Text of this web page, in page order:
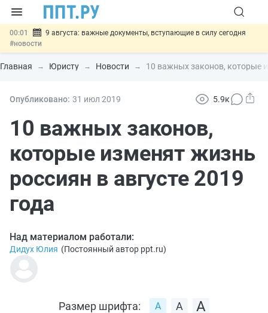
00:01
9 августа: важные документы, вступающие в силу сегодня
#новости
07.08 Подписан закон о блокировке продажи опасных товаров через
«Честный знак»#новости
07.08 Госпошлину за устранение ошибок в документах предлагают
07.08
отношений#новости
Главная Юристу Новости 10 важных законов, которые
Опубликовано: 31 июл 2019 5.9к
10 важных законов,
которые изменят жизнь
россиян в августе 2019
года
Над материалом работали:
Дидух Юлия (Постоянный автор ppt.ru)
Размер шрифта: